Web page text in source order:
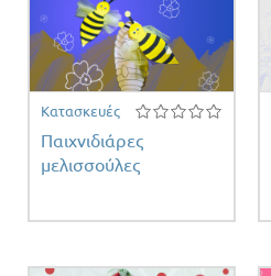
Κατασκευές
Παιχνιδιάρες
μελισσούλες